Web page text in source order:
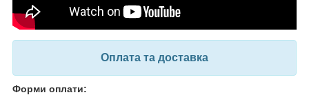
Оплата та доставка
Форми оплати: